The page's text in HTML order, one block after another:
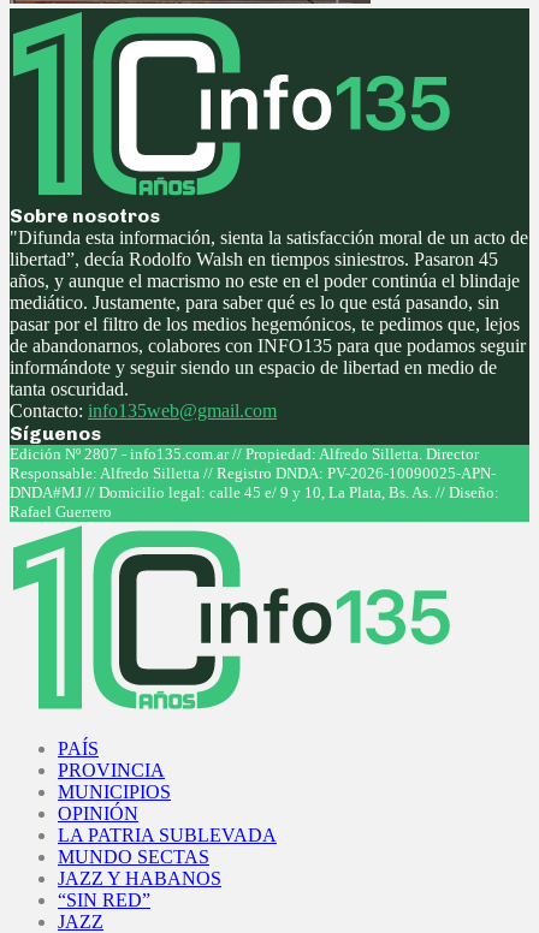
Sobre nosotros
"Difunda esta información, sienta la satisfacción moral de un acto de
libertad”, decía Rodolfo Walsh en tiempos siniestros. Pasaron 45
años, y aunque el macrismo no este en el poder continúa el blindaje
mediático. Justamente, para saber qué es lo que está pasando, sin
pasar por el filtro de los medios hegemónicos, te pedimos que, lejos
de abandonarnos, colabores con INFO135 para que podamos seguir
informándote y seguir siendo un espacio de libertad en medio de
tanta oscuridad.
Contacto: info135web@gmail.com
Síguenos
Facebook
Twitter
Instagram
Youtube
Edición Nº 2807 - info135.com.ar // Propiedad: Alfredo Silletta. Director
Responsable: Alfredo Silletta // Registro DNDA: PV-2026-10090025-APN-
DNDA#MJ // Domicilio legal: calle 45 e/ 9 y 10, La Plata, Bs. As. // Diseño:
Rafael Guerrero
PAÍS
PROVINCIA
MUNICIPIOS
OPINIÓN
LA PATRIA SUBLEVADA
MUNDO SECTAS
JAZZ Y HABANOS
“SIN RED”
JAZZ